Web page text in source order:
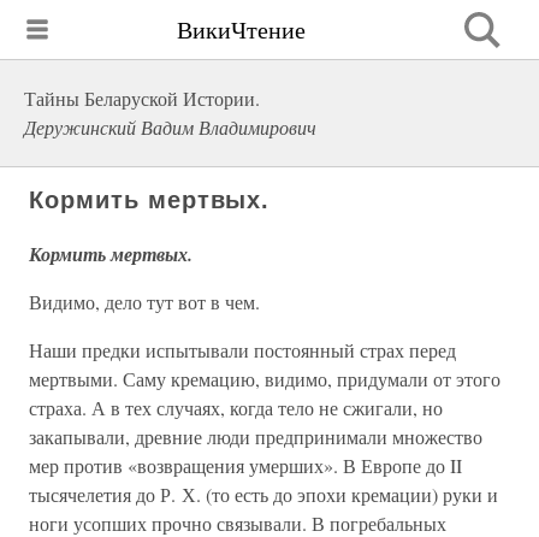
ВикиЧтение
Тайны Беларуской Истории.
Деружинский Вадим Владимирович
Кормить мертвых.
Кормить мертвых.
Видимо, дело тут вот в чем.
Наши предки испытывали постоянный страх перед
мертвыми. Саму кремацию, видимо, придумали от этого
страха. А в тех случаях, когда тело не сжигали, но
закапывали, древние люди предпринимали множество
мер против «возвращения умерших». В Европе до II
тысячелетия до Р. Х. (то есть до эпохи кремации) руки и
ноги усопших прочно связывали. В погребальных